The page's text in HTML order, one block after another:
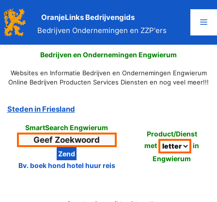
naar
de
inhoud
OranjeLinks Bedrijvengids
Bedrijven Ondernemingen en ZZP'ers
Bedrijven en Ondernemingen Engwierum
Websites en Informatie Bedrijven en Ondernemingen Engwierum
Online Bedrijven Producten Services Diensten en nog veel meer!!!
Steden in Friesland
SmartSearch Engwierum
Bv. boek hond hotel huur reis
Product/Dienst
met
in
Engwierum